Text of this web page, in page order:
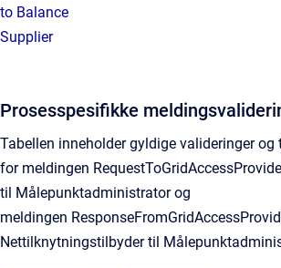
to Balance
Supplier
Prosesspesifikke
Tabellen inneholder gyldige valideringer
for meldingen
til Målepunktadministrator og
meldingen
Nettilknytningstilbyder til